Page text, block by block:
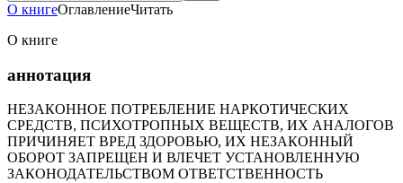
О книгеОглавлениеЧитать
О книге
аннотация
НЕЗАКОННОЕ ПОТРЕБЛЕНИЕ НАРКОТИЧЕСКИХ
СРЕДСТВ, ПСИХОТРОПНЫХ ВЕЩЕСТВ, ИХ АНАЛОГОВ
ПРИЧИНЯЕТ ВРЕД ЗДОРОВЬЮ, ИХ НЕЗАКОННЫЙ
ОБОРОТ ЗАПРЕЩЕН И ВЛЕЧЕТ УСТАНОВЛЕННУЮ
ЗАКОНОДАТЕЛЬСТВОМ ОТВЕТСТВЕННОСТЬ